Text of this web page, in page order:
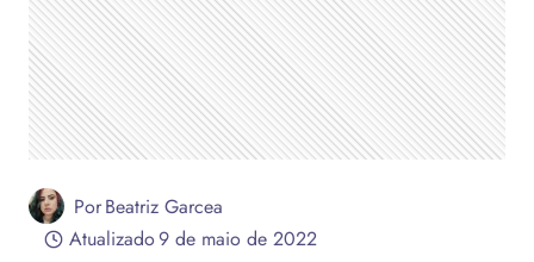
PorBeatriz Garcea
Atualizado9 de maio de 2022